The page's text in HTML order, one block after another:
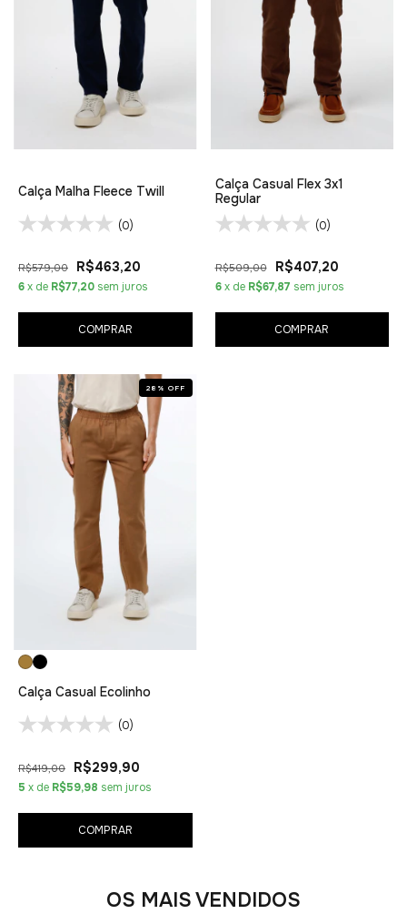
Calça Malha Fleece Twill
(0)
R$579,00 R$463,20
6x de R$77,20 sem juros
COMPRAR
Calça Casual Flex 3x1
Regular
(0)
R$509,00 R$407,20
6 x de R$67,87 sem juros
COMPRAR
28 % OFF
Calça Casual Ecolinho
(0)
R$419,00 R$299,90
5 x de R$59,98 sem juros
COMPRAR
OS MAIS VENDIDOS